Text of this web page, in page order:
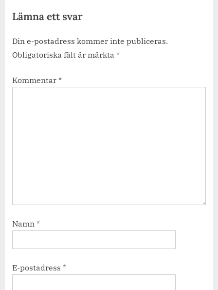
Lämna ett svar
Din e-postadress kommer inte publiceras.
Obligatoriska fält är märkta *
Kommentar *
Namn *
E-postadress *